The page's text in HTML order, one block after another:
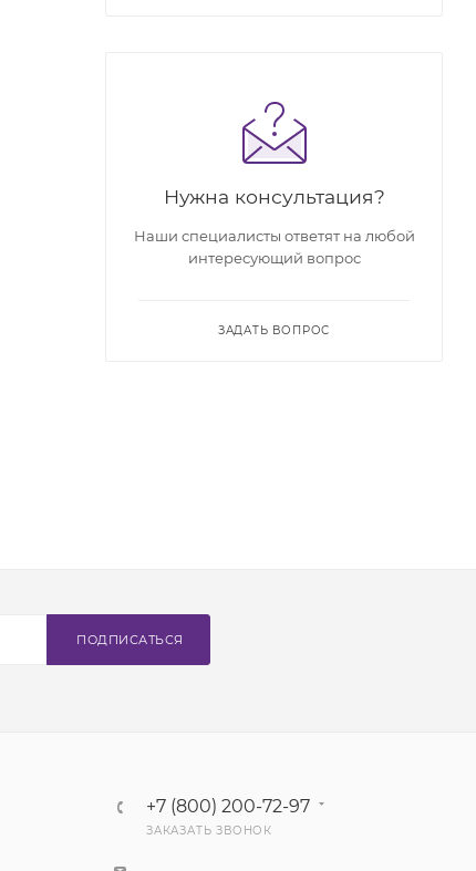
Нужна консультация?
Наши специалисты ответят на любой
интересующий вопрос
ЗАДАТЬ ВОПРОС
ПОДПИСАТЬСЯ
+7 (800) 200-72-97
ЗАКАЗАТЬ ЗВОНОК